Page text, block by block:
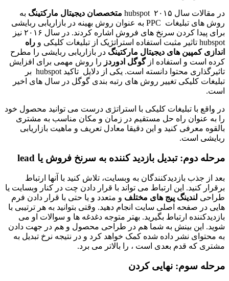
در مقالات سال ۲۰۱۵ hubspot متخصصان دیجیتال مارکتینگ به
روش های تبلیغات PPC به عنوان روش بهینه در بازاریابی ربایشی
برای پیدا کردن سرنخ های فروش اشاره کردند. در سال ۲۰۱۶ نیز
hubspot تاثیر مثبت استفاده استراتژیک از تبلیغات کلیکی و
راه
اندازی کمپین های دیجیتال مارکتینگ در بازاریابی ربایشی را مطرح
کرده است و استفاده ازگوگل ادوردز را روش مهمی برای افزایش
تاثیرگذاری محتوا دانسته است. یکی از دلایل تاکید hubspot بر
تبلیغات کلیکی تغییر روش های رتبه بندی گوگل در سال های اخیر
است.
در واقع با تبلیغات کلیکی با استراتژی درست می توانید محصول خود
را به عنوان راه حل مستقیم در زمان و مکان مناسب به مشتری
بالقوه معرفی کنید و این دقیقا معادل تعریف و ماهیت بازاریابی
ربایشی است.
مرحله دوم: تبدیل بازدید کننده به سرنخ فروش یا lead
بعد از جذب بازدیدکنندگان به وبسایت، تلاش کنید با آنها ارتباط
برقرار کنید. این ارتباط می تواند با قرار دادن چت در کنار وبسایت یا
طراحی لندینگ پیج های مختلف و متعدد و یا حتی با قرار دادن فرم
هایی در صفحه اصلی سایت انجام دهید. وقتی بتوانید به هر ترتیبی با
بازدیدکننده ارتباط بگیرید. بهتر متوجه دغدغه ها و سوالات او می
شوید. این بینش به شما هم در طراحی محصول و هم در جهت دادن
به محتوای نشر داده شده کمک خواهد کرد و در نتیجه نرخ تبدیل به
مشتری که قدم بعدی است ، را بالاتر می برد.
مرحله سوم: نهایی کردن